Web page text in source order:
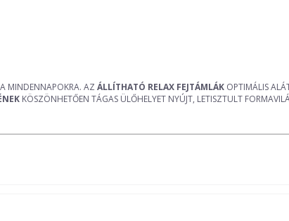
A MINDENNAPOKRA. AZ ÁLLÍTHATÓ RELAX FEJTÁMLÁK OPTIMÁLIS
KÖSZÖNHETŐEN TÁGAS ÜLŐHELYET NYÚJT, LETISZTULT